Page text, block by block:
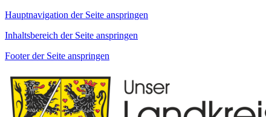
Hauptnavigation der Seite anspringen
Inhaltsbereich der Seite anspringen
Footer der Seite anspringen